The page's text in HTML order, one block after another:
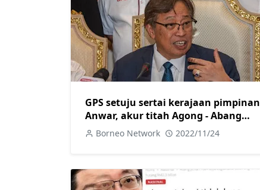
GPS setuju sertai kerajaan pimpinan
Anwar, akur titah Agong - Abang
Johari
Borneo Network 2022/11/24